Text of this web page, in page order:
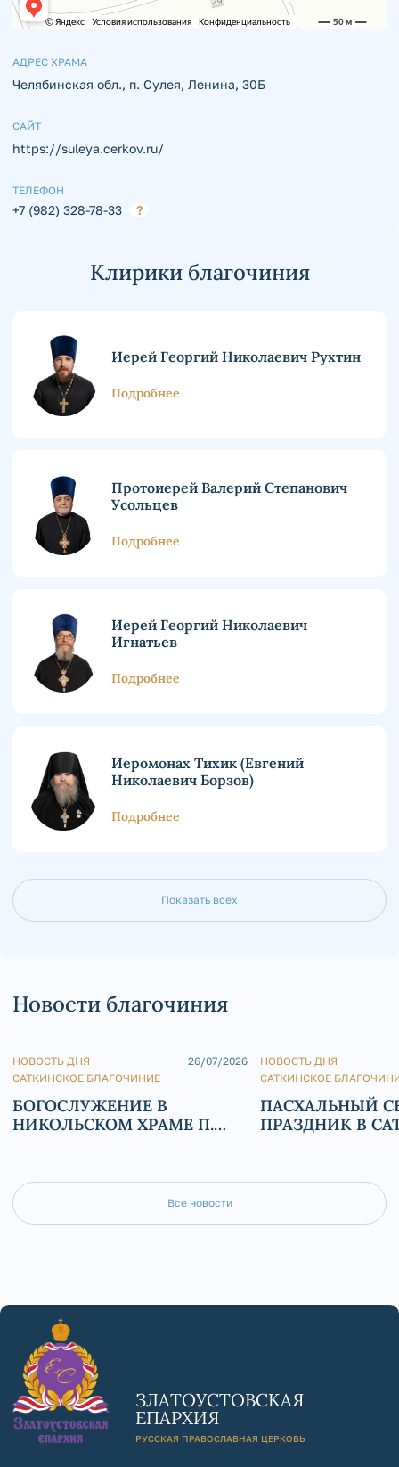
АДРЕС ХРАМА
Челябинская обл., п. Сулея, Ленина, 30Б
САЙТ
https://suleya.cerkov.ru/
ТЕЛЕФОН
+7 (982) 328-78-33 ?
Клирики благочиния
Иерей Георгий Николаевич Рухтин
Подробнее
Протоиерей Валерий Степанович
Усольцев
Подробнее
Иерей Георгий Николаевич
Игнатьев
Подробнее
Иеромонах Тихик (Евгений
Николаевич Борзов)
Подробнее
Показать всех
Новости благочиния
Все новости
НОВОСТЬ ДНЯ
САТКИНСКОЕ БЛАГОЧИНИЕ
26/07/2026
БОГОСЛУЖЕНИЕ В
НИКОЛЬСКОМ ХРАМЕ П.
НОВОСТЬ ДНЯ
САТКИНСКОЕ
ПАСХАЛЬНЫЙ
ПРАЗДНИК В
ЗЛАТОУСТОВСКАЯ
ЕПАРХИЯ
РУССКАЯ ПРАВОСЛАВНАЯ ЦЕРКОВЬ